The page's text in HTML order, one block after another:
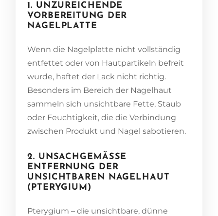
1. UNZUREICHENDE
VORBEREITUNG DER
NAGELPLATTE
Wenn die Nagelplatte nicht vollständig
entfettet oder von Hautpartikeln befreit
wurde, haftet der Lack nicht richtig.
Besonders im Bereich der Nagelhaut
sammeln sich unsichtbare Fette, Staub
oder Feuchtigkeit, die die Verbindung
zwischen Produkt und Nagel sabotieren.
2. UNSACHGEMÄSSE E
NTFERNUNG DER U
NSICHTBAREN NAGELHAUT (
PTERYGIUM)
Pterygium – die unsichtbare, dünne